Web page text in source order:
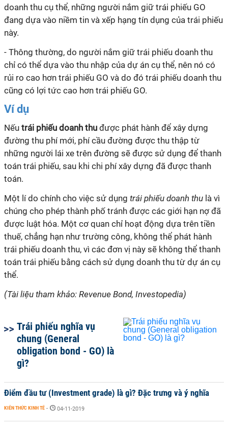
doanh thu cụ thể, những người nắm giữ trái phiếu GO
đang dựa vào niềm tin và xếp hạng tín dụng của trái phiếu
này.
- Thông thường, do người nắm giữ trái phiếu doanh thu
chỉ có thể dựa vào thu nhập của dự án cụ thể, nên nó có
rủi ro cao hơn trái phiếu GO và do đó trái phiếu doanh thu
cũng có lợi tức cao hơn trái phiếu GO.
Ví dụ
Nếu trái phiếu doanh thu được phát hành để xây dựng
đường thu phí mới, phí cầu đường được thu thập từ
những người lái xe trên đường sẽ được sử dụng để thanh
toán trái phiếu, sau khi chi phí xây dựng đã được thanh
toán.
Một lí do chính cho việc sử dụng trái phiếu doanh thu là vì
chúng cho phép thành phố tránh được các giới hạn nợ đã
được luật hóa. Một cơ quan chỉ hoạt động dựa trên tiền
thuế, chẳng hạn như trường công, không thể phát hành
trái phiếu doanh thu, vì các đơn vị này sẽ không thể thanh
toán trái phiếu bằng cách sử dụng doanh thu từ dự án cụ
thể.
(Tài liệu tham khảo: Revenue Bond, Investopedia)
Trái phiếu nghĩa vụ
chung (General
obligation bond - GO) là
gì?
Điểm đầu tư (Investment grade) là gì? Đặc trưng và ý nghĩa
KIẾN THỨC KINH TẾ - 04-11-2019